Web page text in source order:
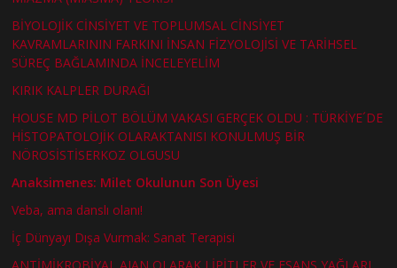
BİYOLOJİK CİNSİYET VE TOPLUMSAL CİNSİYET
KAVRAMLARININ FARKINI İNSAN FİZYOLOJİSİ VE TARİHSEL
SÜREÇ BAĞLAMINDA İNCELEYELİM
KIRIK KALPLER DURAĞI
HOUSE MD PİLOT BÖLÜM VAKASI GERÇEK OLDU : TÜRKİYE´DE
HİSTOPATOLOJİK OLARAKTANISI KONULMUŞ BİR
NÖROSİSTİSERKOZ OLGUSU
Anaksimenes: Milet Okulunun Son Üyesi
Veba, ama danslı olanı!
İç Dünyayı Dışa Vurmak: Sanat Terapisi